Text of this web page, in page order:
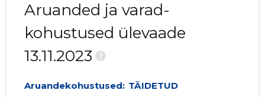
Aruanded ja varad-
kohustused ülevaade
13.11.2023
?
Aruandekohustused: TÄIDETUD